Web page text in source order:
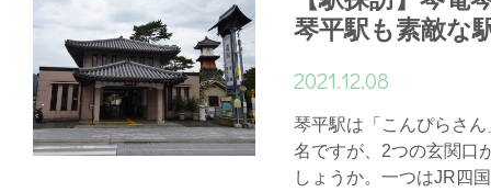
琴平駅も素敵な
2021.12.08
琴平駅は「こんぴらさ
名ですが、2つの玄関口
しょうか。一つはJR四